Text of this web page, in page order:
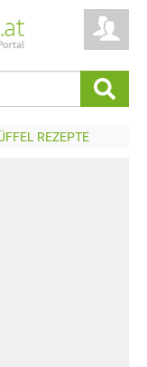
REZEPTE